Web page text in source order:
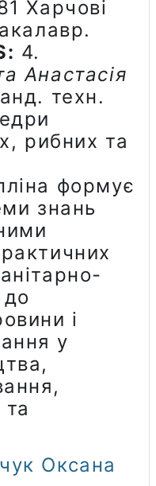
Харчові
4.
Анастасія
техн.
рибних та
формує
знань
до
і
у
Оксана